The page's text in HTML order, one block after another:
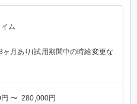
力のある方
Elabel（エラベル）を見た」とお
ム
月あり(試用期間中の時給変更な
円 〜 280,000円